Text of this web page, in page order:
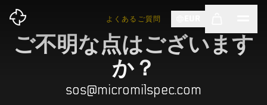
よくあるご質問
ご不明な点はございます
か？
sos@micromilspec.com